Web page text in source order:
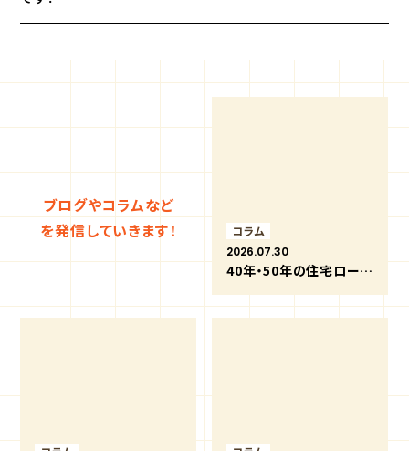
ブログやコラムなど
を発信していきます！
コラム
2026.07.30
40年・50年の住宅ローンは何歳まで組める？超長期返済のメリットと注意点